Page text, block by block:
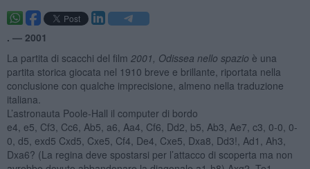
. — 2001
La partita di scacchi del film 2001, Odissea nello spazio è una
partita storica giocata nel 1910 breve e brillante, riportata nella
conclusione con qualche imprecisione, almeno nella traduzione
italiana.
L’astronauta Poole-Hall il computer di bordo
e4, e5, Cf3, Cc6, Ab5, a6, Aa4, Cf6, Dd2, b5, Ab3, Ae7, c3, 0-0, 0-
0, d5, exd5 Cxd5, Cxe5, Cf4, De4, Cxe5, Dxa8, Dd3!, Ad1, Ah3,
Dxa6? (La regina deve spostarsi per l’attacco di scoperta ma non